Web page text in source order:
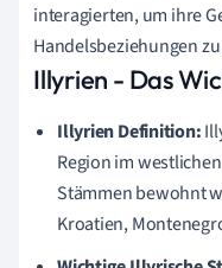
interagierten, um ihre
Handelsbeziehungen
Illyrien - Das
Illyrien Definition:
Region im
Stämmen bewohnt
Kroatien,